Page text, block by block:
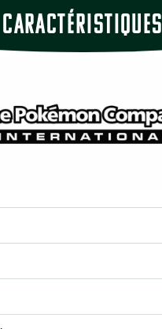
CaractÉristiques